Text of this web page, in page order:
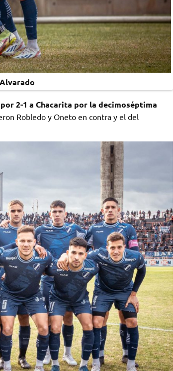
2-1 a Chacarita por la decimoséptima
Robledo y Oneto en contra y el del